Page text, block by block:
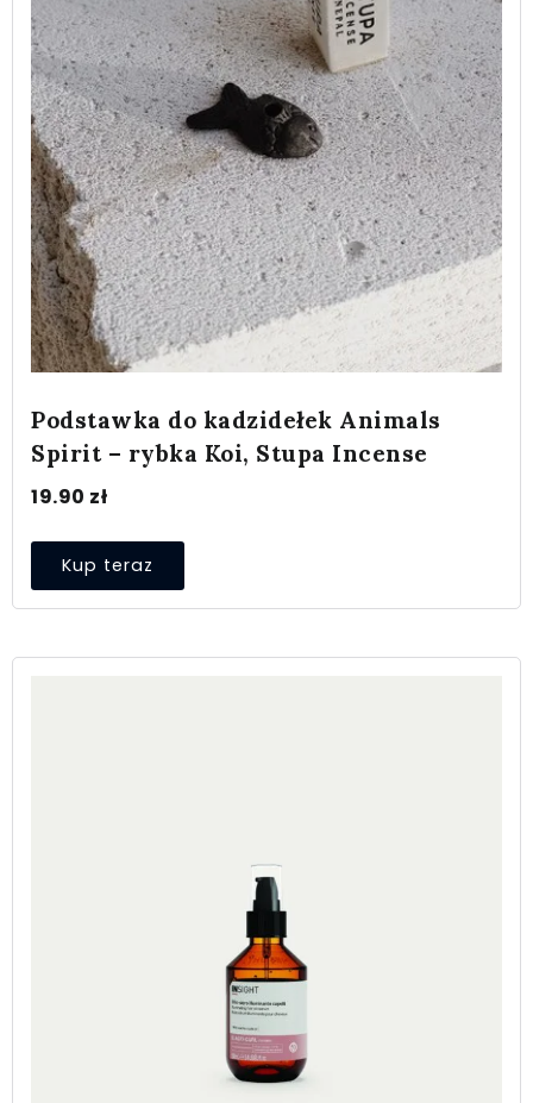
Podstawka do kadzidełek Animals
Spirit – rybka Koi, Stupa Incense
19.90 zł
Kup teraz